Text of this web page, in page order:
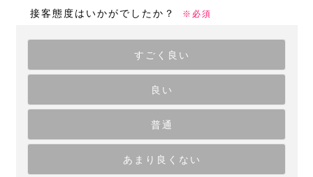
接客態度はいかがでしたか？ ※必須
すごく良い
良い
普通
あまり良くない